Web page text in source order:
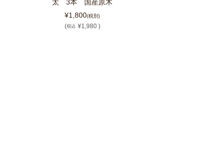
太 3本 国産原木
¥1,800(税別)
(税込 ¥1,980 )